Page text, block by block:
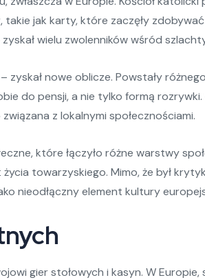
jak karty, które zaczęły
wielu zwolenników wśród
zyskał nowe oblicze. Powstały
do pensji, a nie tylko formą
z lokalnymi społecznościami.
które łączyło różne warstwy
towarzyskiego. Mimo, że był
nieodłączny element kultury
gier stołowych i kasyn. W